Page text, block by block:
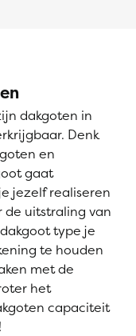
dakgoten in
Denk
en
gaat
jezelf realiseren
de uitstraling van
type je
te houden
met de
het
capaciteit